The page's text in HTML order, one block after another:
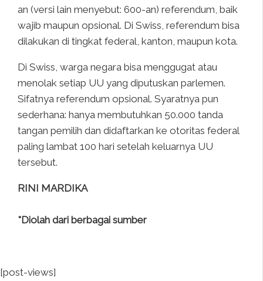
an (versi lain menyebut: 600-an) referendum, baik
wajib maupun opsional. Di Swiss, referendum bisa
dilakukan di tingkat federal, kanton, maupun kota.
Di Swiss, warga negara bisa menggugat atau
menolak setiap UU yang diputuskan parlemen.
Sifatnya referendum opsional. Syaratnya pun
sederhana: hanya membutuhkan 50.000 tanda
tangan pemilih dan didaftarkan ke otoritas federal
paling lambat 100 hari setelah keluarnya UU
tersebut.
RINI MARDIKA
*Diolah dari berbagai sumber
[post-views]